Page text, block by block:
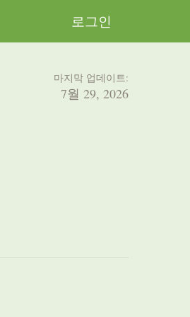
로그인
마지막 업데이트:
7월 29, 2026